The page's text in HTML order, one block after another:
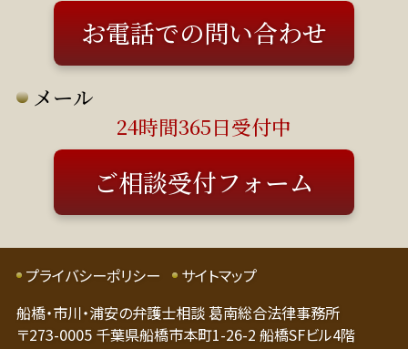
お電話での問い合わせ
メール
24時間365日受付中
ご相談受付フォーム
プライバシーポリシー
サイトマップ
船橋・市川・浦安の弁護士相談 葛南総合法律事務所
〒273-0005 千葉県船橋市本町1-26-2 船橋SFビル4階